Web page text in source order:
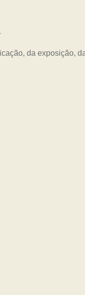
da exposição,